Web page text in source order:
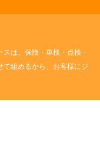
は、保険・車検・点検・
て組めるから、お客様にジ